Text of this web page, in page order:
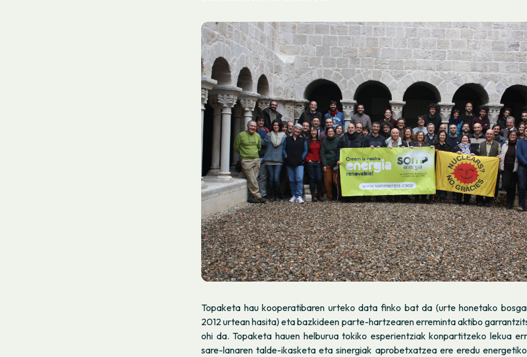
Topaketa hau kooperatibaren urteko data finko bat da (urte honetako
2012 urtean hasita) eta bazkideen parte-hartzearen erreminta aktibo
ohi da. Topaketa hauen helburua tokiko esperientziak konpartitzeko lekua
sare-lanaren talde-ikasketa eta sinergiak aprobetxatzea ere eredu